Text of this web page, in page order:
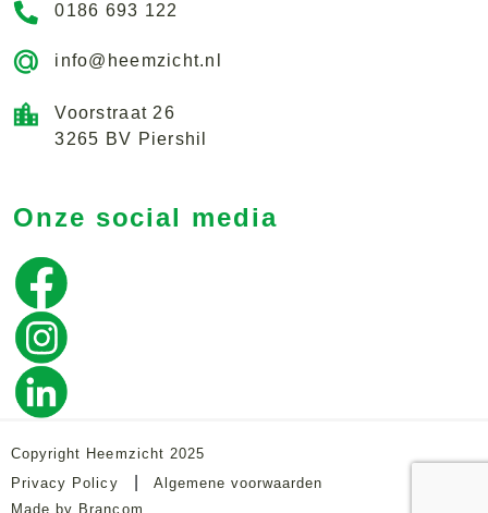
0186 693 122
info@heemzicht.nl
Voorstraat 26
3265 BV Piershil
Onze social media
Copyright Heemzicht 2025
Privacy Policy
Algemene voorwaarden
Made by Brancom